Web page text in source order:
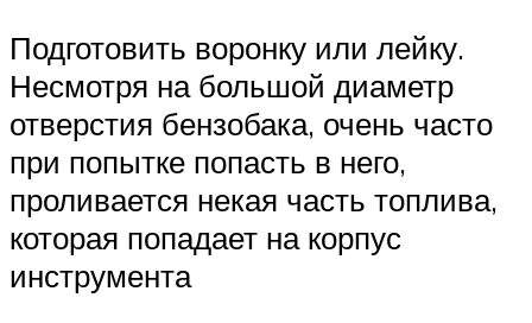
Подготовить воронку или лейку.
Несмотря на большой диаметр
отверстия бензобака, очень часто
при попытке попасть в него,
проливается некая часть топлива,
которая попадает на корпус
инструмента